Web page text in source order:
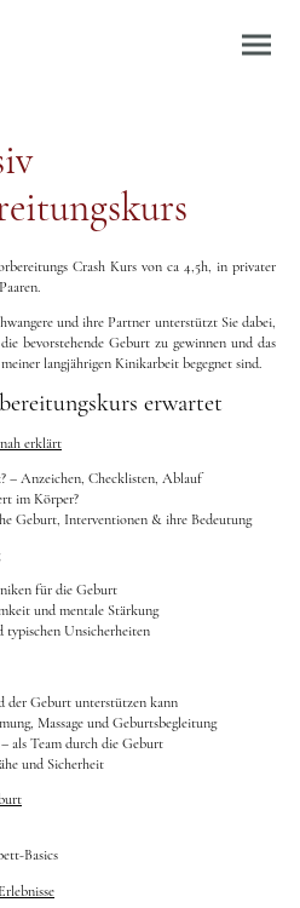
Crash Kurs von ca 4,5h, in privater
und ihre Partner unterstützt Sie dabei,
bevorstehende Geburt zu gewinnen und das
langjährigen Kinikarbeit begegnet sind.
erwartet
erklärt
– Anzeichen, Checklisten, Ablauf
im Körper?
Geburt, Interventionen & ihre Bedeutung
für die Geburt
und mentale Stärkung
typischen Unsicherheiten
der Geburt unterstützen kann
Massage und Geburtsbegleitung
als Team durch die Geburt
und Sicherheit
Basics